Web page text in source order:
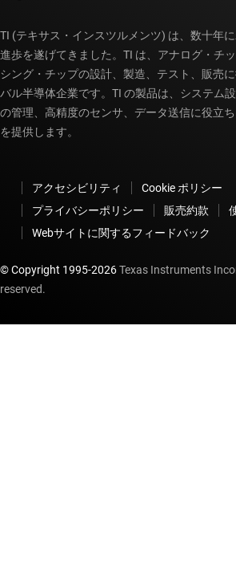
TI (テキサス・インスツルメンツ) は、数十年
進歩を遂げてきました。TI は、アナログ・チ
シング・チップの設計、製造、テスト、販売
バル半導体企業です。TI の製品は、システム
の管理、高精度のセンサ、データ送信に役立
を提供します。
アクセシビリティ
Cookie ポリシー
プライバシーポリシー
販売約款
Webサイトに関するフィードバック
© Copyright 1995-2026Texas Instruments
reserved.